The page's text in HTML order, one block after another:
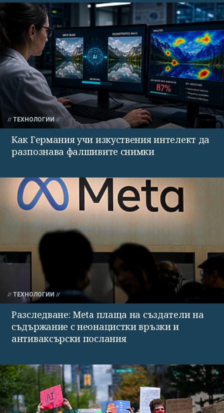
ТЕХНОЛОГИИ
Как Германия учи изкуствения интелект да
разпознава фалшивите снимки
ТЕХНОЛОГИИ
Разследване: Meta плаща на създатели на
съдържание с неонацистки връзки и
антиваксърски послания